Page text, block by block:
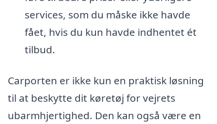
services, som du måske ikke havde
fået, hvis du kun havde indhentet ét
tilbud.
Carporten er ikke kun en praktisk løsning
til at beskytte dit køretøj for vejrets
ubarmhjertighed. Den kan også være en